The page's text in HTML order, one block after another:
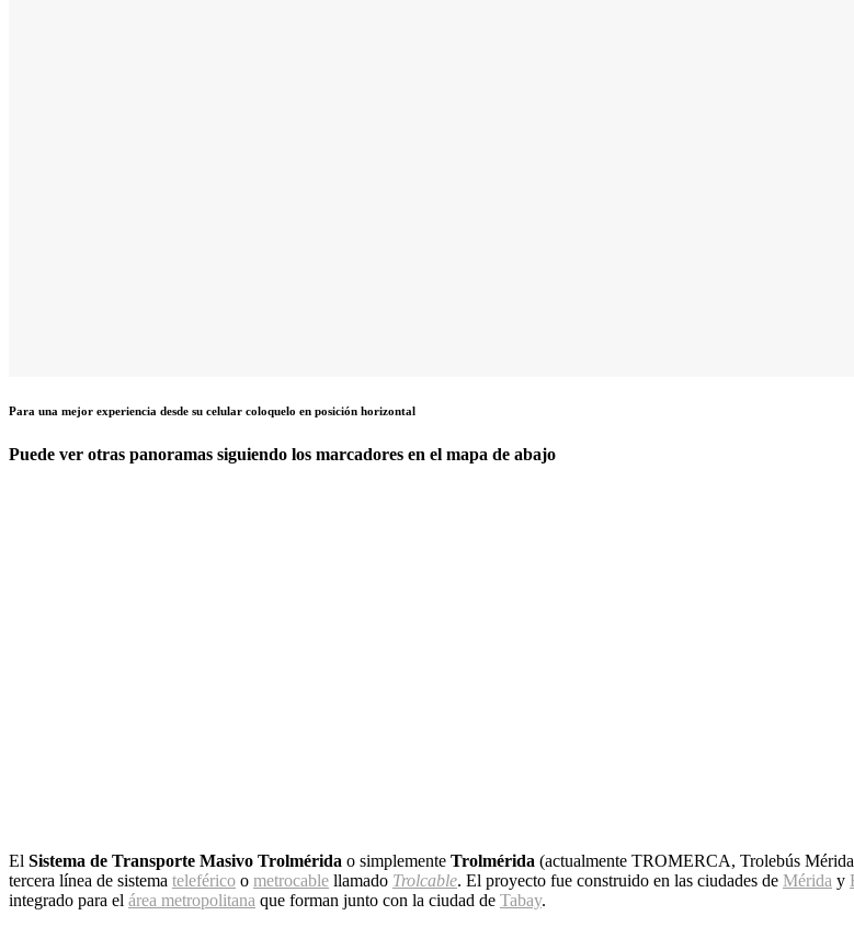
Para una mejor experiencia desde su celular coloquelo en posición horizontal
Puede ver otras panoramas siguiendo los marcadores en el mapa de abajo
El Sistema de Transporte Masivo Trolmérida o simplemente Trolmérida (actualmente TROMERCA, Trolebús Mérida
tercera línea de sistema teleférico o metrocable llamado Trolcable. El proyecto fue construido en las ciudades de Mérida y
integrado para el área metropolitana que forman junto con la ciudad de Tabay.